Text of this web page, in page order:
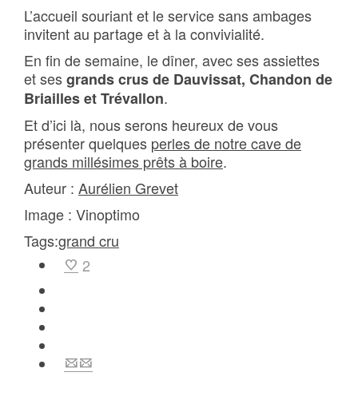
L’accueil souriant et le service sans ambages
invitent au partage et à la convivialité.
En fin de semaine, le dîner, avec ses assiettes
et sesgrands crus de Dauvissat, Chandon de
Briailles et Trévallon.
Et d’ici là, nous serons heureux de vous
présenter quelques perles de notre cave de
grands millésimes prêts à boire.
Auteur : Aurélien Grevet
Image : Vinoptimo
Tags:grand cru
2